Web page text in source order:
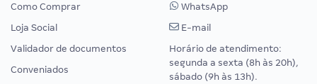
Como Comprar
Loja Social
Validador de documentos
Conveniados
WhatsApp
E-mail
Horário de atendimento:
segunda a sexta (8h às 20h),
sábado (9h às 13h).